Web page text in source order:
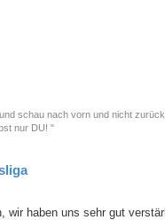
schau nach vorn und nicht
nur DU! "
wir haben uns sehr gut